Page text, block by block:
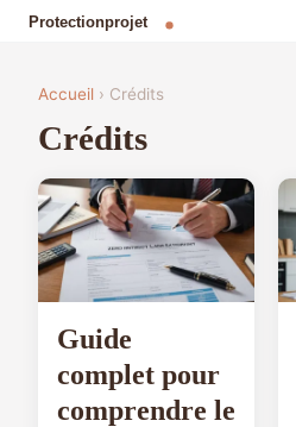
Accueil › Crédits
Crédits
Guide
complet pour
comprendre le